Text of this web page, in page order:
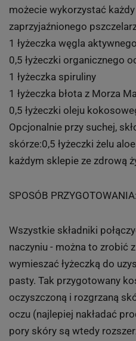
możecie wykorzystać
zaprzyjaźnionego
1 łyżeczka węgla
0,5 łyżeczki organicznego
1 łyżeczka spiruliny
1 łyżeczka błota z Morza
0,5 łyżeczki oleju
Opcjonalnie przy suchej,
skórze:0,5 łyżeczki żelu
każdym sklepie ze zdrową
SPOSÓB PRZYGOTOWANIA:
Wszystkie składniki
naczyniu - można to zrobić
wymieszać łyżeczką do
pasty. Tak przygotowany
oczyszczoną i rozgrzaną
oczu (najlepiej nakładać
pory skóry są wtedy